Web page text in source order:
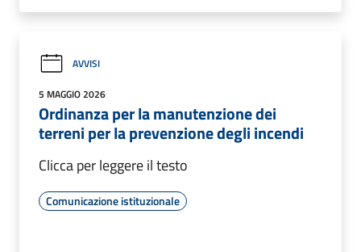
AVVISI
5 MAGGIO 2026
Ordinanza per la manutenzione dei
terreni per la prevenzione degli incendi
Clicca per leggere il testo
Comunicazione istituzionale